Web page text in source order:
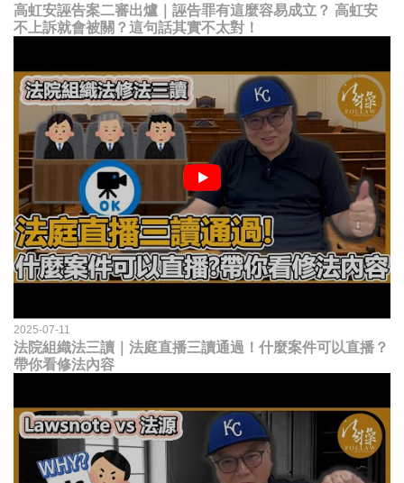
高虹安誣告案二審出爐｜誣告罪有這麼容易成立？ 高虹安
不上訴就會被關？這句話其實不太對！
2025-07-11
法院組織法三讀｜法庭直播三讀通過！什麼案件可以直播？
帶你看修法內容